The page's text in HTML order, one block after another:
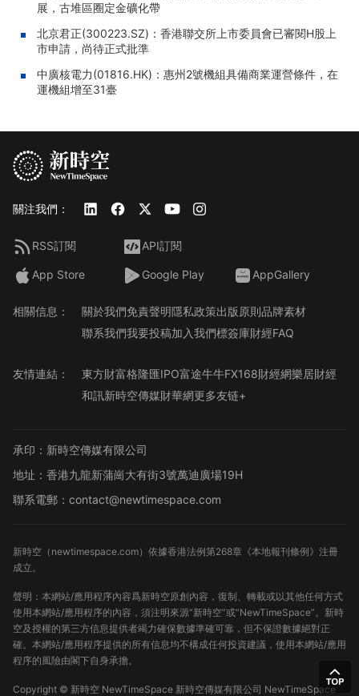
展，古堆區圈定金礦化帶
北京君正(300223.SZ)：香港聯交所上市委員會已審閱H股上
市申請，尚待正式批準
中廣核電力(01816.HK)：惠州2號機組具備商業運營條件，在
運機組增至31臺
關注我們：
RSS訂閱 API訂閱
App Store Google Play AppGallery
相關信息： 關於我們免責聲明隱私政策出版原則品牌素材
聯系我們我要投稿加入我們標簽庫財經FAQ
友情連結： 東方財富格隆匯IPO富途牛牛FX168財經網樂居財經
和訊新時空傳媒財華網更多友链+
承印：新時空傳媒有限公司
地址：香港九龍新蒲崗大有街3號萬迪廣場19H
聯系電郵：contact@newtimespace.com
新時空（ newtimespace.com）依據香港法例第268章《本地報刊條例》注冊
成立。
聲明：本網站/應用程序內容爲新時空原創內容，復制、轉載或以其他任何方式
使用本網站/應用程序的內容，須注明來源“新時空”或“NewTimeSpace”。新時
空及授權的第三方信息提供者竭力確保數據準確可靠，但不保證數據絕對正
確。本網站/應用程序提供的所有信息均不構成任何投資建議，使用本網站/應用
程序的風險由閣下自身承擔。
Copyright © 新時空 NewTimeSpace 新時空傳媒有限公司 NewTimeSpace